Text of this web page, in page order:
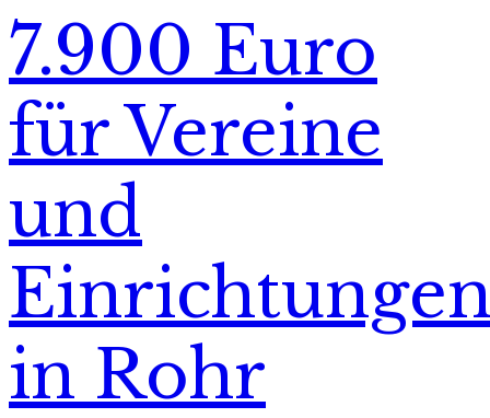
7.900 Euro
für Vereine
und
in Rohr